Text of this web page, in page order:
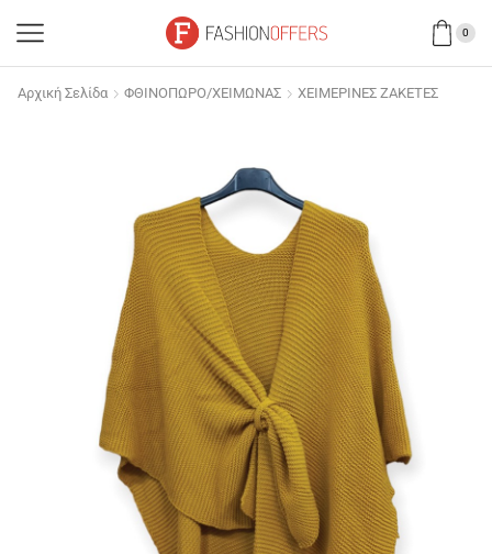
0
Αρχική Σελίδα ΦΘΙΝΟΠΩΡΟ/ΧΕΙΜΩΝΑΣ ΧΕΙΜΕΡΙΝΕΣ ΖΑΚΕΤΕΣ